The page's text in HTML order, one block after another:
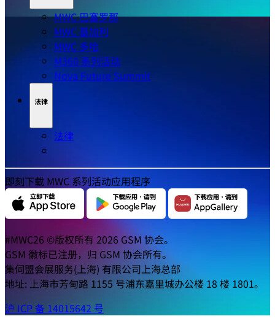
MWC 巴塞罗那
MWC 基加利
MWC 多哈
M360 系列活动
Nova Future Summit
法律
法律
即刻下载 MWC 系列活动应用程序
#MWC26 ©版权所有 2026 GSM 协会。
GSM 徽标已注册，归 GSM 协会所有。
集伺盟会展服务(上海) 有限公司上海总部
地址: 上海市芳甸路 1155 号浦东嘉里城办公楼 18 楼 1801。
沪 ICP 备 14015642 号